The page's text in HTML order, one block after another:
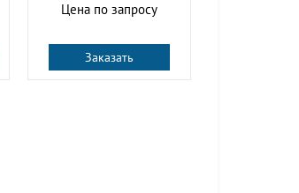
Цена по запросу
Заказать